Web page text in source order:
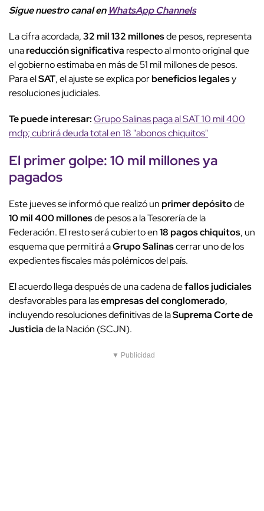
Sigue nuestro canal en WhatsApp Channels
La cifra acordada,32 mil 132 millonesde pesos, representa
unareducción significativa respecto al monto original que
el gobierno estimaba en más de 51 mil millones de pesos.
Para elSAT, el ajuste se explica porbeneficios legalesy
resoluciones judiciales.
Te puede interesar:Grupo Salinas paga al SAT 10 mil 400
mdp; cubrirá deuda total en 18 "abonos chiquitos"
El primer golpe: 10 mil millones ya
pagados
Este jueves se informó que realizó unprimer depósitode
10 mil 400 millonesde pesos a la Tesorería de la
Federación. El resto será cubierto en18 pagoschiquitos, un
esquema que permitirá aGrupo Salinascerrar uno de los
expedientes fiscales más polémicos del país.
El acuerdo llega después de una cadena defallos judiciales
desfavorables para lasempresas del conglomerado,
incluyendo resoluciones definitivas de laSuprema Corte de
Justiciade la Nación (SCJN).
▼ Publicidad